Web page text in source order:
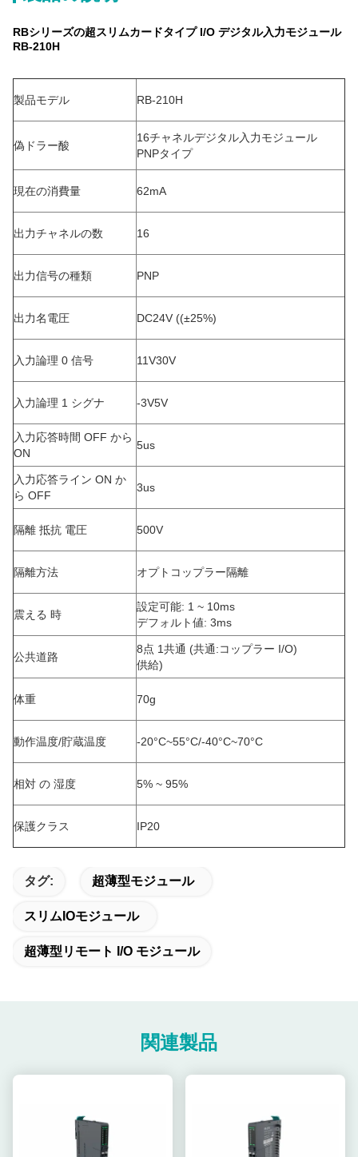
RBシリーズの超スリムカードタイプ I/O デジタル入力モジュール
RB-210H
製品モデル RB-210H
偽ドラー酸
16チャネルデジタル入力モジュール
PNPタイプ
現在の消費量 62mA
出力チャネルの数 16
出力信号の種類 PNP
出力名電圧 DC24V ((±25%)
入力論理 0 信号 11V30V
入力論理 1 シグナ -3V5V
入力応答時間 OFF から
ON
5us
入力応答ライン ON か
ら OFF
3us
隔離 抵抗 電圧 500V
隔離方法 オプトコップラー隔離
震える 時
設定可能: 1 ~ 10ms
デフォルト値: 3ms
公共道路
8点 1共通 (共通:コップラー I/O)
供給)
体重 70g
動作温度/貯蔵温度 -20°C~55°C/-40°C~70°C
相対 の 湿度 5% ~ 95%
保護クラス IP20
タグ: 超薄型モジュール
スリムIOモジュール
超薄型リモート I/O モジュール
関連製品